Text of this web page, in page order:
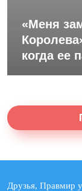
«Меня
когда ее
Друзья, Правмир